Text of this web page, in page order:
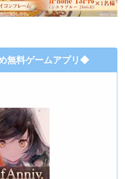
無料ゲームアプリ◆